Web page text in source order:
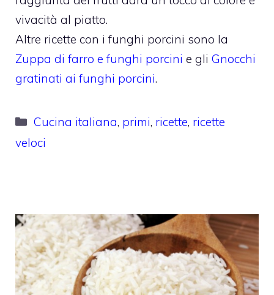
vivacità al piatto.
Altre ricette con i funghi porcini sono la
Zuppa di farro e funghi porcini e gli Gnocchi
gratinati ai funghi porcini.
Categorie
Cucina italiana, primi, ricette, ricette
veloci